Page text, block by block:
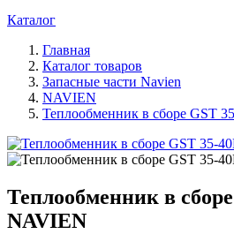
Каталог
Главная
Каталог товаров
Запасные части Navien
NAVIEN
Теплообменник в сборе GST
Теплообменник в
NAVIEN